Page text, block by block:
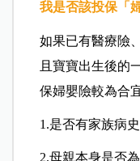
我是否該投保「
如果已有醫療險
且寶寶出生後的
保婦嬰險較為合
1.是否有家族病史
2.母親本身是否